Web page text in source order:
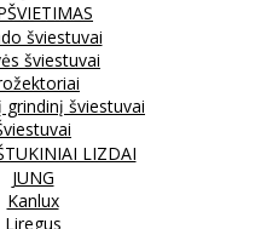
šviestuvai
šviestuvai
grindinį šviestuvai
LIZDAI
JUNG
Kanlux
Liregus